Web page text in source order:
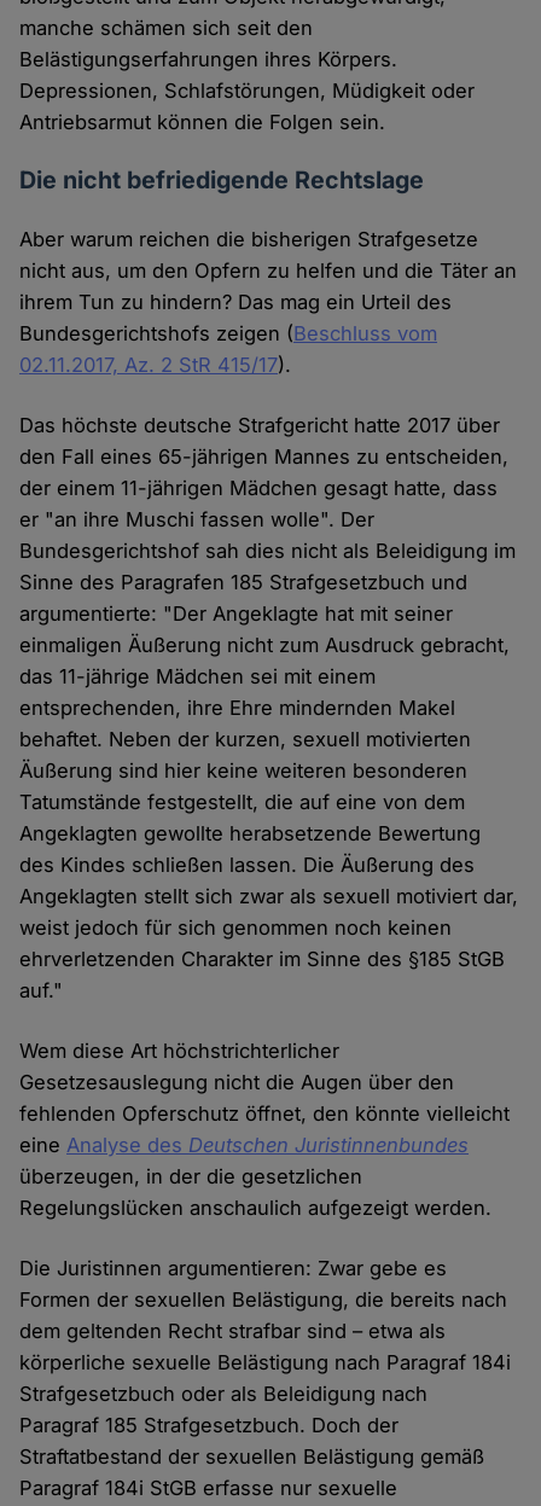
manche schämen sich seit den
Belästigungserfahrungen ihres Körpers.
Depressionen, Schlafstörungen, Müdigkeit oder
Antriebsarmut können die Folgen sein.
Die nicht befriedigende Rechtslage
Aber warum reichen die bisherigen Strafgesetze
nicht aus, um den Opfern zu helfen und die Täter an
ihrem Tun zu hindern? Das mag ein Urteil des
Bundesgerichtshofs zeigen (Beschluss vom
02.11.2017, Az. 2 StR 415/17).
Das höchste deutsche Strafgericht hatte 2017 über
den Fall eines 65-jährigen Mannes zu entscheiden,
der einem 11-jährigen Mädchen gesagt hatte, dass
er "an ihre Muschi fassen wolle". Der
Bundesgerichtshof sah dies nicht als Beleidigung im
Sinne des Paragrafen 185 Strafgesetzbuch und
argumentierte: "Der Angeklagte hat mit seiner
einmaligen Äußerung nicht zum Ausdruck gebracht,
das 11-jährige Mädchen sei mit einem
entsprechenden, ihre Ehre mindernden Makel
behaftet. Neben der kurzen, sexuell motivierten
Äußerung sind hier keine weiteren besonderen
Tatumstände festgestellt, die auf eine von dem
Angeklagten gewollte herabsetzende Bewertung
des Kindes schließen lassen. Die Äußerung des
Angeklagten stellt sich zwar als sexuell motiviert dar,
weist jedoch für sich genommen noch keinen
ehrverletzenden Charakter im Sinne des §185 StGB
auf."
Wem diese Art höchstrichterlicher
Gesetzesauslegung nicht die Augen über den
fehlenden Opferschutz öffnet, den könnte vielleicht
eineAnalyse des Deutschen Juristinnenbundes
überzeugen, in der die gesetzlichen
Regelungslücken anschaulich aufgezeigt werden.
Die Juristinnen argumentieren: Zwar gebe es
Formen der sexuellen Belästigung, die bereits nach
dem geltenden Recht strafbar sind – etwa als
körperliche sexuelle Belästigung nach Paragraf 184i
Strafgesetzbuch oder als Beleidigung nach
Paragraf 185 Strafgesetzbuch. Doch der
Straftatbestand der sexuellen Belästigung gemäß
Paragraf 184i StGB erfasse nur sexuelle